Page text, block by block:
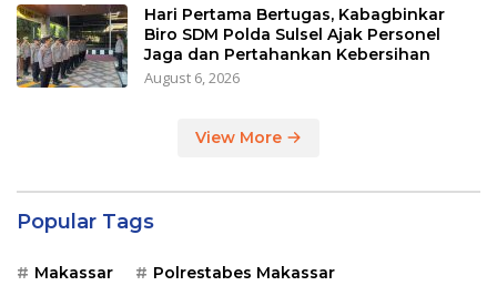
Hari Pertama Bertugas, Kabagbinkar
Biro SDM Polda Sulsel Ajak Personel
Jaga dan Pertahankan Kebersihan
August 6, 2026
View More
Popular Tags
Makassar Polrestabes Makassar